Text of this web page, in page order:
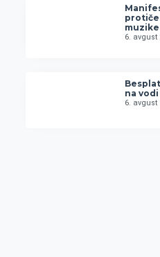
6. avgust
na
6. avgust